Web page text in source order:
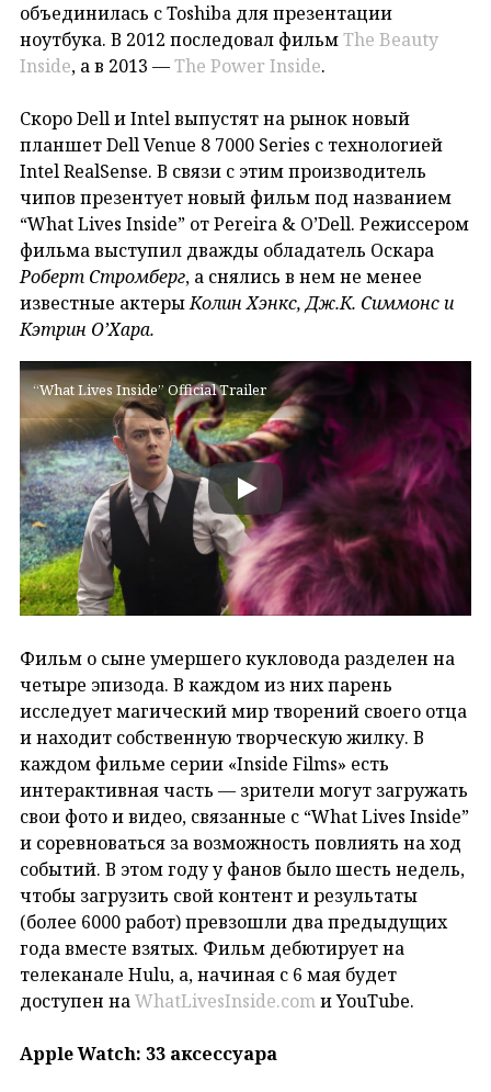
объединилась с Toshiba для презентации
ноутбука. В 2012 последовал фильмThe Beauty
Inside, а в 2013 —The Power Inside.
Скоро Dell и Intel выпустят на рынок новый
планшет Dell Venue 8 7000 Series с технологией
Intel RealSense. В связи с этим производитель
чипов презентует новый фильм под названием
“What Lives Inside” от Pereira & O’Dell. Режиссером
фильма выступил дважды обладатель Оскара
Роберт Стромберг, а снялись в нем не менее
известные актерыКолин Хэнкс, Дж.К. Симмонс и
Кэтрин О’Хара.
“What Lives Inside” Official Trailer
Фильм о сыне умершего кукловода разделен на
четыре эпизода. В каждом из них парень
исследует магический мир творений своего отца
и находит собственную творческую жилку. В
каждом фильме серии «Inside Films» есть
интерактивная часть — зрители могут загружать
свои фото и видео, связанные с “What Lives Inside”
и соревноваться за возможность повлиять на ход
событий. В этом году у фанов было шесть недель,
чтобы загрузить свой контент и результаты
(более 6000 работ) превзошли два предыдущих
года вместе взятых. Фильм дебютирует на
телеканале Hulu, а, начиная с 6 мая будет
доступен на WhatLivesInside.com и YouTube.
Apple Watch: 33 аксессуара